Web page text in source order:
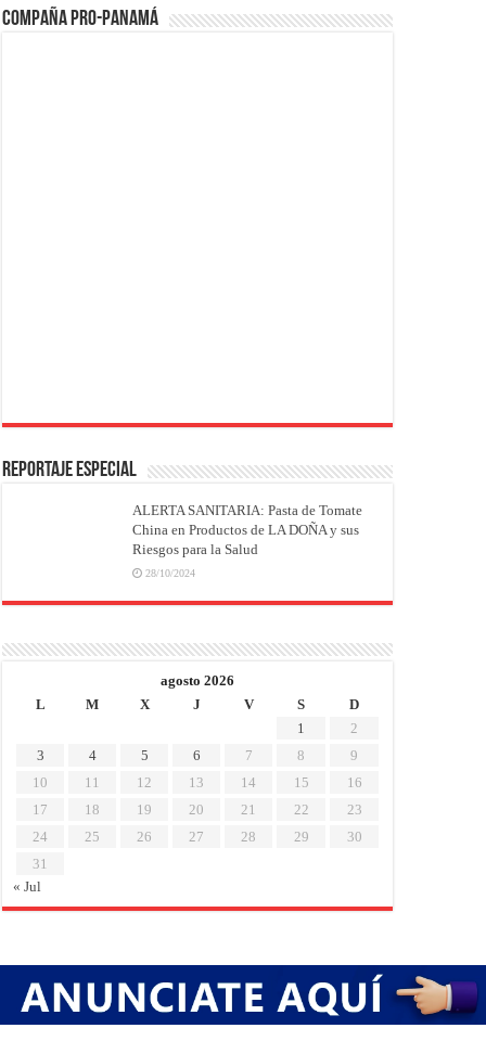
Compaña PRO-Panamá
REPORTAJE ESPECIAL
ALERTA SANITARIA: Pasta de Tomate
China en Productos de LA DOÑA y sus
Riesgos para la Salud
28/10/2024
agosto 2026
L
M X J V S
D
1
2
3
4 5 6 7 8
9
10
11 12 13 14 15
16
17
18 19 20 21 22
23
24
25 26 27 28 29
30
31
« Jul